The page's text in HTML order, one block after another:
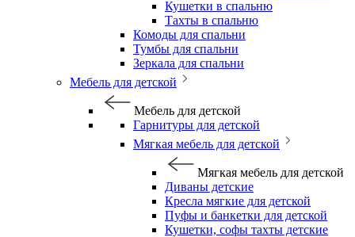
Кушетки в спальню
Тахты в спальню
Комоды для спальни
Тумбы для спальни
Зеркала для спальни
Мебель для детской
Мебель для детской
Гарнитуры для детской
Мягкая мебель для детской
Мягкая мебель для детской
Диваны детские
Кресла мягкие для детской
Пуфы и банкетки для детской
Кушетки, софы тахты детские